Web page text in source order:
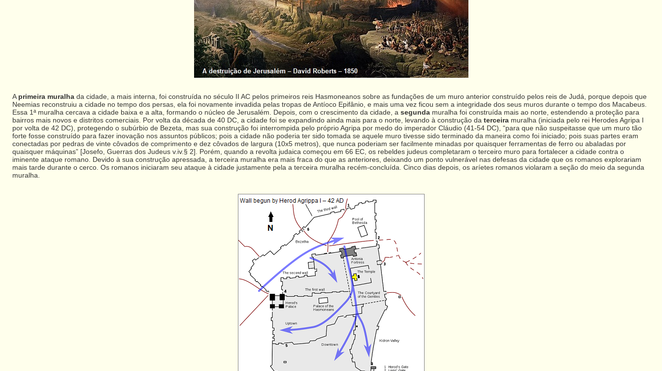
A primeira muralha da cidade, a mais interna, foi construída no século II AC pelos primeiros reis Hasmoneanos sobre as fundações de um muro anterior construído pelos reis de Judá, porque depois que
Neemias reconstruiu a cidade no tempo dos persas, ela foi novamente invadida pelas tropas de Antíoco Epifânio, e mais uma vez ficou sem a integridade dos seus muros durante o tempo dos Macabeus.
Essa 1ª muralha cercava a cidade baixa e a alta, formando o núcleo de Jerusalém. Depois, com o crescimento da cidade, a segunda muralha foi construída mais ao norte, estendendo a proteção para
bairros mais novos e distritos comerciais. Por volta da década de 40 DC, a cidade foi se expandindo ainda mais para o norte, levando à construção da terceira muralha (iniciada pelo rei Herodes Agripa I
por volta de 42 DC), protegendo o subúrbio de Bezeta, mas sua construção foi interrompida pelo próprio Agripa por medo do imperador Cláudio (41-54 DC), “para que não suspeitasse que um muro tão
forte fosse construído para fazer inovação nos assuntos públicos; pois a cidade não poderia ter sido tomada se aquele muro tivesse sido terminado da maneira como foi iniciado; pois suas partes eram
conectadas por pedras de vinte côvados de comprimento e dez côvados de largura (10x5 metros), que nunca poderiam ser facilmente minadas por quaisquer ferramentas de ferro ou abaladas por
quaisquer máquinas” [Josefo, Guerras dos Judeus v.iv.§ 2]. Porém, quando a revolta judaica começou em 66 EC, os rebeldes judeus completaram o terceiro muro para fortalecer a cidade contra o
iminente ataque romano. Devido à sua construção apressada, a terceira muralha era mais fraca do que as anteriores, deixando um ponto vulnerável nas defesas da cidade que os romanos explorariam
mais tarde durante o cerco. Os romanos iniciaram seu ataque à cidade justamente pela a terceira muralha recém-concluída. Cinco dias depois, os aríetes romanos violaram a seção do meio da segunda
muralha.